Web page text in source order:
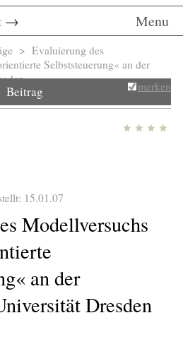
→ Menu
> Evaluierung des
Selbststeuerung« an der
Beitrag merken
15.01.07
Modellversuchs
an der
Dresden